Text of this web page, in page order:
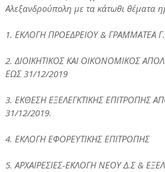
Αλεξανδρούπολη με τα κάτωθι θέματα
1. ΕΚΛΟΓΗ ΠΡΟΕΔΡΕΙΟΥ & ΓΡΑΜΜΑΤΕΑ
2. ΔΙΟΙΚΗΤΙΚΟΣ ΚΑΙ ΟΙΚΟΝΟΜΙΚΟΣ
ΕΩΣ 31/12/2019
3. ΕΚΘΕΣΗ ΕΞΕΛΕΓΚΤΙΚΗΣ ΕΠΙΤΡΟΠΗΣ
31/12/2019.
4. ΕΚΛΟΓΗ ΕΦΟΡΕΥΤΙΚΗΣ ΕΠΙΤΡΟΠΗΣ
5. ΑΡΧΑΙΡΕΣΙΕΣ-ΕΚΛΟΓΗ ΝΕΟΥ Δ.Σ &